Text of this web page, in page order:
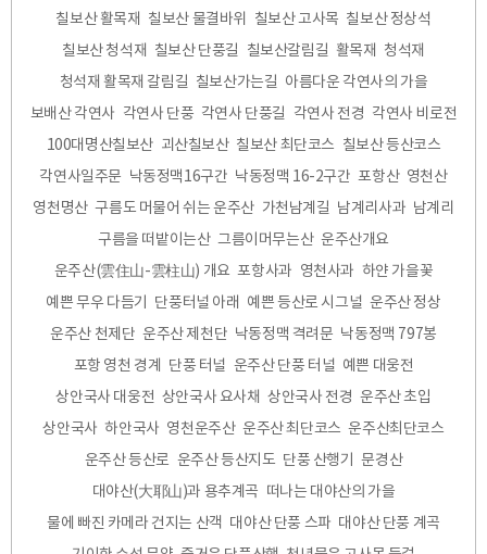
칠보산 활목재
칠보산 물결바위 칠보산 고사목 칠보산 정상석
칠보산 청석재
칠보산 단풍길 칠보산갈림길 활목재
청석재
청석재 활목재 갈림길 칠보산가는길 아름다운 각연사의 가을
보배산 각연사 각연사 단풍 각연사 단풍길 각연사 전경 각연사 비로전
100대명산칠보산 괴산칠보산 칠보산 최단코스 칠보산 등산코스
각연사일주문 낙동정맥16구간 낙동정맥 16-2구간 포항산 영천산
영천명산 구름도 머물어 쉬는 운주산 가천남계길 남계리사과 남계리
구름을 떠밭이는산 그름이머무는산 운주산개요
운주산(雲住山-雲柱山) 개요 포항사과 영천사과 하얀 가을꽃
예쁜 무우 다듬기
단풍터널 아래 예쁜 등산로 시그널 운주산 정상
운주산 천제단 운주산 제천단 낙동정맥 격려문 낙동정맥 797봉
포항 영천 경계
단풍 터널 운주산 단풍 터널 예쁜 대웅전
상안국사 대웅전 상안국사 요사채 상안국사 전경 운주산 초입
상안국사 하안국사 영천운주산 운주산 최단코스 운주산최단코스
운주산 등산로 운주산 등산지도 단풍 산행기
문경산
대야산(大耶山)과 용추계곡 떠나는 대야산의 가을
물에 빠진 카메라 건지는 산객 대야산 단풍 스파 대야산 단풍 계곡